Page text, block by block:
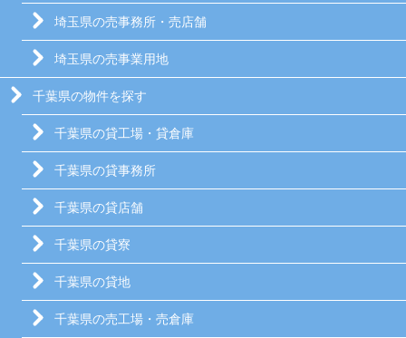
埼玉県の売事務所・売店舗
埼玉県の売事業用地
千葉県の物件を探す
千葉県の貸工場・貸倉庫
千葉県の貸事務所
千葉県の貸店舗
千葉県の貸寮
千葉県の貸地
千葉県の売工場・売倉庫